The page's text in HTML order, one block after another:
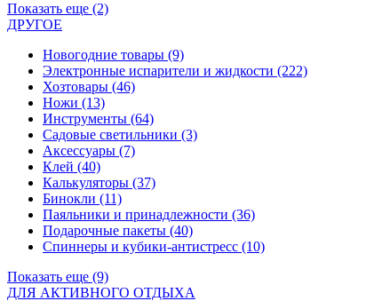
Показать еще (2)
ДРУГОЕ
Новогодние товары (9)
Электронные испарители и жидкости (222)
Хозтовары (46)
Ножи (13)
Инструменты (64)
Садовые светильники (3)
Аксессуары (7)
Клей (40)
Калькуляторы (37)
Бинокли (11)
Паяльники и принадлежности (36)
Подарочные пакеты (40)
Спиннеры и кубики-антистресс (10)
Показать еще (9)
ДЛЯ АКТИВНОГО ОТДЫХА